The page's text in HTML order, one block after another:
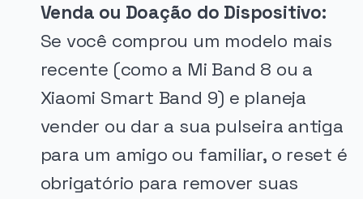
Venda ou Doação do Dispositivo:
Se você comprou um modelo mais
recente (como a Mi Band 8 ou a
Xiaomi Smart Band 9) e planeja
vender ou dar a sua pulseira antiga
para um amigo ou familiar, o reset é
obrigatório para remover suas